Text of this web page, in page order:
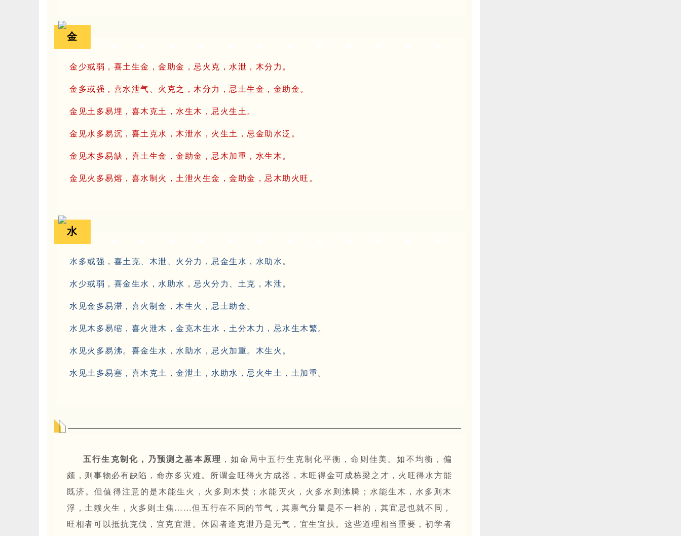
金
金少或弱，喜土生金，金助金，忌火克，水泄，木分力。
金多或强，喜水泄气、火克之，木分力，忌土生金，金助金。
金见土多易埋，喜木克土，水生木，忌火生土。
金见水多易沉，喜土克水，木泄水，火生土，忌金助水泛。
金见木多易缺，喜土生金，金助金，忌木加重，水生木。
金见火多易熔，喜水制火，土泄火生金，金助金，忌木助火旺。
水
水多或强，喜土克、木泄、火分力，忌金生水，水助水。
水少或弱，喜金生水，水助水，忌火分力、土克，木泄。
水见金多易滞，喜火制金，木生火，忌土助金。
水见木多易缩，喜火泄木，金克木生水，土分木力，忌水生木繁。
水见火多易沸。喜金生水，水助水，忌火加重。木生火。
水见土多易塞，喜木克土，金泄土，水助水，忌火生土，土加重。
五行生克制化，乃预测之基本原理 ，如命局中五行生克制化平衡，命则佳美。如不均衡，偏
颇，则事物必有缺陷，命亦多灾难。所谓金旺得火方成器，木旺得金可成栋梁之才，火旺得水方能
既济。但值得注意的是木能生火，火多则木焚；水能灭火，火多水则沸腾；水能生木，水多则木
浮，土赖火生，火多则土焦……但五行在不同的节气，其禀气分量是不一样的，其宜忌也就不同，
旺相者可以抵抗克伐，宜克宜泄。休囚者逢克泄乃是无气，宜生宜扶。这些道理相当重要，初学者